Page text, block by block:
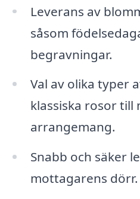
Leverans av
såsom
begravningar.
Val av olika typer
klassiska rosor till
arrangemang.
Snabb och säker
mottagarens dörr.